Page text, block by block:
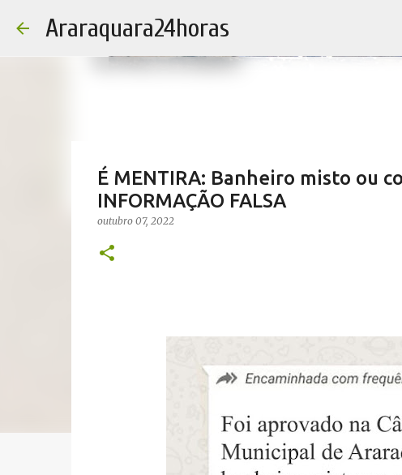
Araraquara24horas
É MENTIRA: Banheiro misto ou
INFORMAÇÃO FALSA
outubro 07, 2022